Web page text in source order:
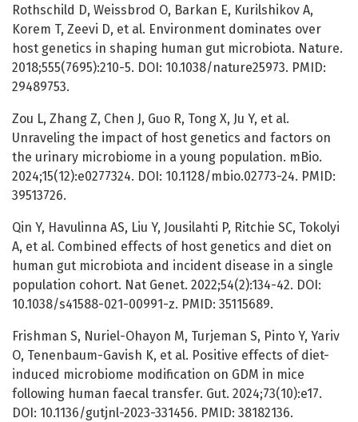
Rothschild D, Weissbrod O, Barkan E, Kurilshikov A,
Korem T, Zeevi D, et al. Environment dominates over
host genetics in shaping human gut microbiota. Nature.
2018;555(7695):210-5. DOI: 10.1038/nature25973. PMID:
29489753.
Zou L, Zhang Z, Chen J, Guo R, Tong X, Ju Y, et al.
Unraveling the impact of host genetics and factors on
the urinary microbiome in a young population. mBio.
2024;15(12):e0277324. DOI: 10.1128/mbio.02773-24. PMID:
39513726.
Qin Y, Havulinna AS, Liu Y, Jousilahti P, Ritchie SC, Tokolyi
A, et al. Combined effects of host genetics and diet on
human gut microbiota and incident disease in a single
population cohort. Nat Genet. 2022;54(2):134-42. DOI:
10.1038/s41588-021-00991-z. PMID: 35115689.
Frishman S, Nuriel-Ohayon M, Turjeman S, Pinto Y, Yariv
O, Tenenbaum-Gavish K, et al. Positive effects of diet-
induced microbiome modification on GDM in mice
following human faecal transfer. Gut. 2024;73(10):e17.
DOI: 10.1136/gutjnl-2023-331456. PMID: 38182136.